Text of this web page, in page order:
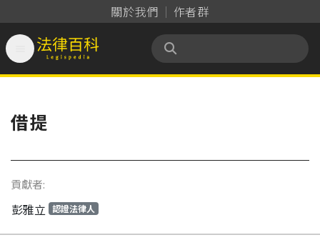
關於我們 作者群
法律百科 Legispedia
借提
貢獻者:
彭雅立 認證法律人